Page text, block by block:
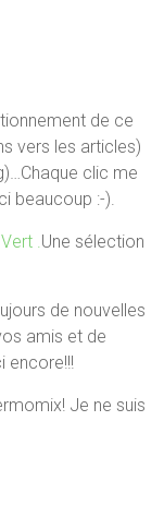
de ce
vers les articles)
clic me
beaucoup :-).
. Une sélection
de nouvelles
amis et de
encore!!!
Je ne suis